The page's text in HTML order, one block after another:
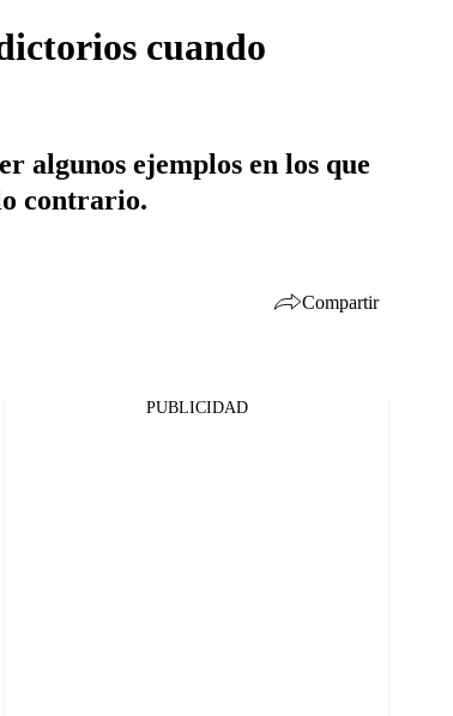
cuando
algunos ejemplos en los que
contrario.
Compartir
PUBLICIDAD